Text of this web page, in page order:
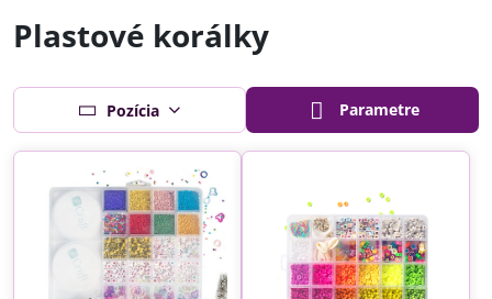
Plastové korálky
Pozícia Parametre